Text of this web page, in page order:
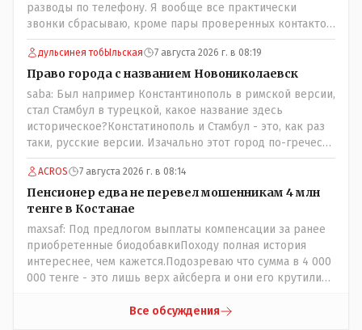
разводы по телефону. Я вообще все практически
звонки сбрасываю, кроме пары проверенных контактов.
Один раз мне мой банк позвонил, не мошенники. Я
приехал туда, в банк, нашел того, кто мне звонил,
притащил к главному менеджеру и обоим сказал: ещё
один такой звонок, без разницы, какая причина, и я
счета свои у вас позакрываю. Остальные входящие
сразу в бан, по умолчанию для меня любой входящий -
Скам, пока не доказано обратное - Zero trust. Все
дульсинея тобЫльская 7 августа 2026 г. в 08:19
Право города с названием Новониколаевск
saba: Был например Константинополь в римской версии,
стал Стамбул в турецкой, какое название здесь
историческое?Констатинополь и Стамбул - это, как раз
таки, русские версии. Изачально этот город по-гречески
назывался Бизантиов, а на латыни - Бизантинум. Потом
он стал Константинополисом. Турки до 1930 года
назваали его Константиние. И лишь в 1930 году
переименовали в Истанбул.
ACROS 7 августа 2026 г. в 08:14
Пенсионер едва не перевел мошенникам 4 млн
тенге в Костанае
maxsaf: Под предлогом выплаты компенсации за ранее
приобретенные биодобавкиПоходу полная история
интереснее, чем кажется.Подозреваю что сумма в 4 000
000 тенге - это лишь верх айсберга и они его крутили
Все обсуждения